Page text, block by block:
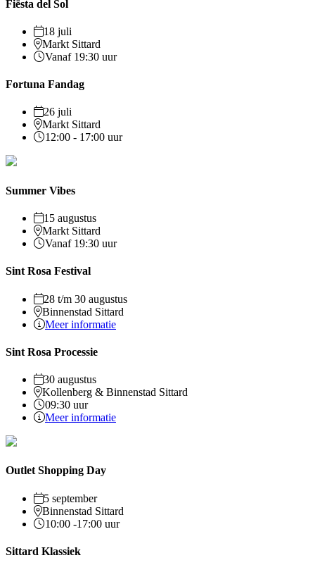
Fiësta del Sol
18 juli
Markt Sittard
Vanaf 19:30 uur
Fortuna Fandag
26 juli
Markt Sittard
12:00 - 17:00 uur
Summer Vibes
15 augustus
Markt Sittard
Vanaf 19:30 uur
Sint Rosa Festival
28 t/m 30 augustus
Binnenstad Sittard
Meer informatie
Sint Rosa Processie
30 augustus
Kollenberg & Binnenstad Sittard
09:30 uur
Meer informatie
Outlet Shopping Day
5 september
Binnenstad Sittard
10:00 -17:00 uur
Sittard Klassiek